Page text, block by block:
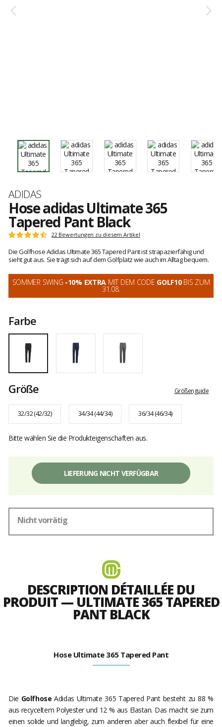
Marke
ADIDAS
Hose adidas Ultimate 365
Tapered Pant Black
Kundenbewertungen
Note:
von
5
22 Bewertungen zu diesem Artikel
Die Golfhose Adidas Ultimate 365 Tapered Pant ist strapazierfähig und
sieht gut aus. Sie trägt sich auf dem Golfplatz wie auch im Alltag bequem.
SOMMER SWING -10% EXTRA MIT DEM CODE GOLF10BIS ZUM
31.08.
Farbe
Größe Größenguide
32/32 (42/32) 34/34 (44/34) 36/34 (46/34)
Bitte wählen Sie die Produkteigenschaften aus.
LIEFERUNG NICHT VERFÜGBAR
Nicht vorrätig
DESCRIPTION DÉTAILLÉE DU
PRODUIT — ULTIMATE 365 TAPERED
PANT BLACK
Hose Ultimate 365 Tapered Pant
Die Golfhose Adidas Ultimate 365 Tapered Pant besteht zu 88 %
aus recyceltem Polyester und 12 % aus Elastan. Das macht sie zum
einen solide und langlebig, zum anderen aber auch flexibel für eine